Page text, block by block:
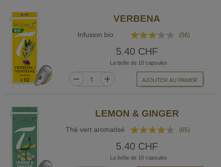
VERBENA
Infusion bio
Rating:
64%
(56)
5.40 CHF
La boîte de 10 capsules
AJOUTER AU PANIER
LEMON & GINGER
Thé vert aromatisé
Rating:
80%
(65)
5.40 CHF
La boîte de 10 capsules